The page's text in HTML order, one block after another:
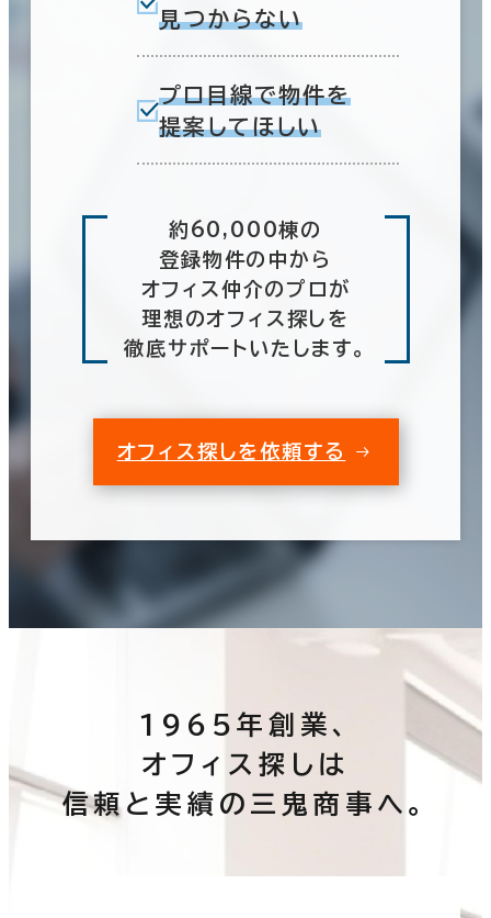
見つからない
プロ目線で物件を
提案してほしい
約60,000棟の
登録物件の中から
オフィス仲介のプロが
理想のオフィス探しを
徹底サポートいたします。
オフィス探しを依頼する
1965年創業、
オフィス探しは
信頼と実績の三鬼商事へ。